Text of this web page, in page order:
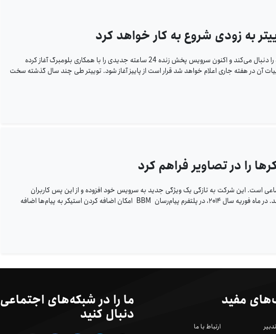
به زودی شروع به کار خواهد کرد
توییتر با جدیت بیشتر پوشش اخبار و ویویدهای زنده را دنبال می‌کند و اکنون سرویس پخش زنده 24 ساعته جدیدی را با همکاری بلومبرگ آغاز کرده
در هفته جاری اعلام خواهد شد قرار است از پاییز آغاز شود. توییتر طی چند سال گذشته سخت
را در تصاویر فراهم کرد
است. این شرکت به تازگی یک ویژگی جدید به سرویس خود افزوده و از این پس کاربران
می‌توانند از استیکرها در تصاویر ارسالی خود بهره ببرند. در ماه فوریه سال ۲۰۱۴، در پلتفرم پیام‌رسان BBM امکان اضافه کردن استیکر به پیام‌ها اضافه
مفید
ارتباط با ما
ما را در شبکه‌های اجتماعی
دنبال کنید